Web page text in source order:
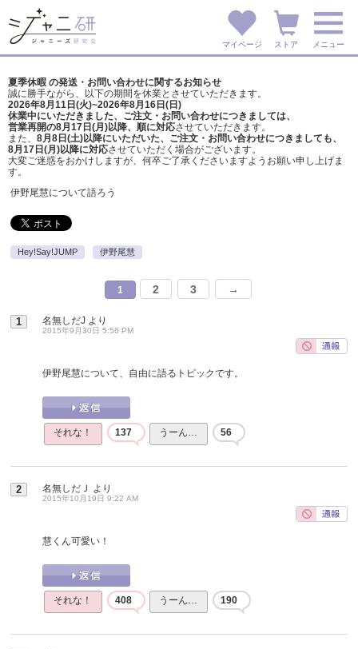
マイページ ストア メニュー
夏季休暇 の発送・お問い合わせに関するお知らせ
誠に勝手ながら、以下の期間を休業とさせていただきます。
2026年8月11日(火)~2026年8月16日(日)
休業中にいただきました、ご注文・お問い合わせにつきましては、
営業再開の8月17日(月)以降、順に対応させていただきます。
また、 8月8日(土)以降にいただいた、ご注文・ お問い合わせにつきましても、
8月17日(月)以降に対応させていただく場合がございます。
大変ご迷惑をおかけしますが、 何卒ご了承くださいますようお願い申し上げま
す。
伊野尾慧について語ろう
Hey!Say!JUMP 伊野尾慧
1 2 3 →
1 名無しだJ より
2015年9月30日 5:56 PM
伊野尾慧について、自由に語るトピックです。
それな！ 137 うーん… 56
2 名無しだＪ より
2015年10月19日 9:22 AM
慧くん可愛い！
それな！ 408 うーん… 190